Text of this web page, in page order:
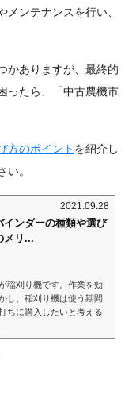
ンテナンスを行い、
かありますが、最終的
ったら、「中古農機市
方のポイント を紹介し
。
2021.09.28
インダーの種類や選び
メリ...
稲刈り機です。作業を効
し、稲刈り機は使う期間
ちに購入したいと考える